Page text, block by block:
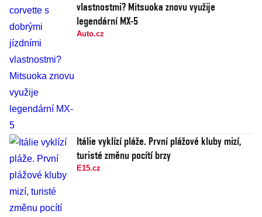
vlastnostmi? Mitsuoka znovu využije
legendární MX-5
Auto.cz
Itálie vyklízí pláže. První plážové kluby mizí,
turisté změnu pocítí brzy
E15.cz